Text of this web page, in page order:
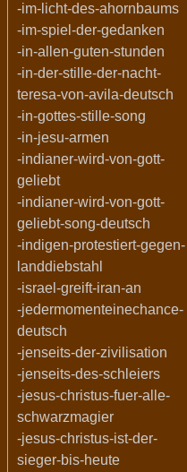
-im-licht-des-ahornbaums
-im-spiel-der-gedanken
-in-allen-guten-stunden
-in-der-stille-der-nacht-
teresa-von-avila-deutsch
-in-gottes-stille-song
-in-jesu-armen
-indianer-wird-von-gott-
geliebt
-indianer-wird-von-gott-
geliebt-song-deutsch
-indigen-protestiert-gegen-
landdiebstahl
-israel-greift-iran-an
-jedermomenteinechance-
deutsch
-jenseits-der-zivilisation
-jenseits-des-schleiers
-jesus-christus-fuer-alle-
schwarzmagier
-jesus-christus-ist-der-
sieger-bis-heute